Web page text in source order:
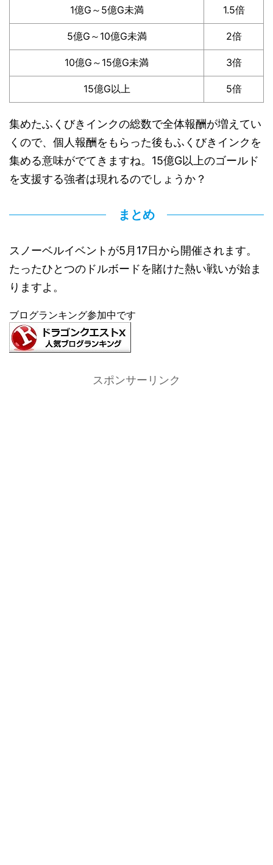
1億G～5億G未満 1.5倍
5億G～10億G未満 2倍
10億G～15億G未満 3倍
15億G以上 5倍
集めたふくびきインクの総数で全体報酬が増えてい
くので、個人報酬をもらった後もふくびきインクを
集める意味がでてきますね。15億G以上のゴールド
を支援する強者は現れるのでしょうか？
まとめ
スノーベルイベントが5月17日から開催されます。
たったひとつのドルボードを賭けた熱い戦いが始ま
りますよ。
ブログランキング参加中です
スポンサーリンク